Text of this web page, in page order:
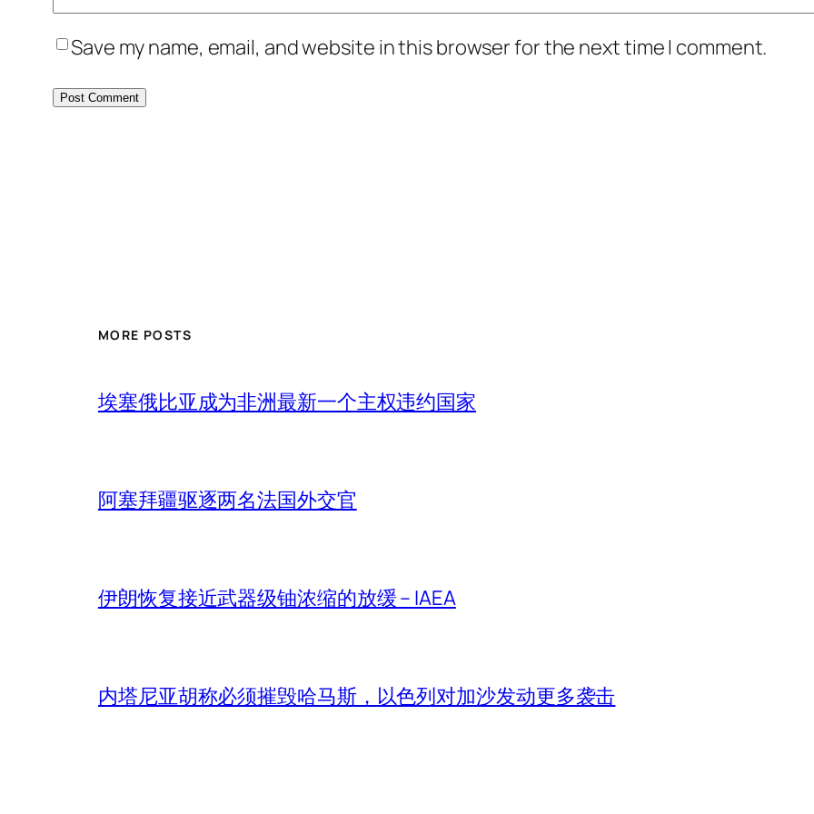
Save my name, email, and website in this browser for the next time I comment.
MORE POSTS
埃塞俄比亚成为非洲最新一个主权违约国家
阿塞拜疆驱逐两名法国外交官
伊朗恢复接近武器级铀浓缩的放缓 – IAEA
内塔尼亚胡称必须摧毁哈马斯，以色列对加沙发动更多袭击